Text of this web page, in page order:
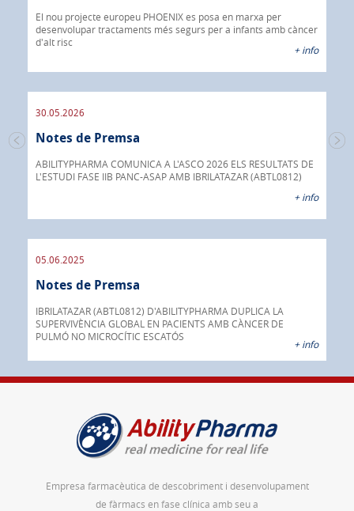
de
El nou projecte europeu PHOENIX es posa en marxa per
desenvolupar tractaments més segurs per a infants amb càncer
d'alt risc
+ info
30.05.2026
Notes de Premsa
ABILITYPHARMA COMUNICA A L'ASCO 2026 ELS RESULTATS DE
L'ESTUDI FASE IIB PANC-ASAP AMB IBRILATAZAR (ABTL0812)
+ info
05.06.2025
Notes de Premsa
IBRILATAZAR (ABTL0812) D'ABILITYPHARMA DUPLICA LA
SUPERVIVÈNCIA GLOBAL EN PACIENTS AMB CÀNCER DE
PULMÓ NO MICROCÍTIC ESCATÓS
+ info
Empresa farmacèutica de descobriment i desenvolupament
de fàrmacs en fase clínica amb seu a